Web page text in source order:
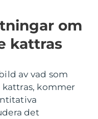
om
kattras
av vad som
kattras, kommer
det